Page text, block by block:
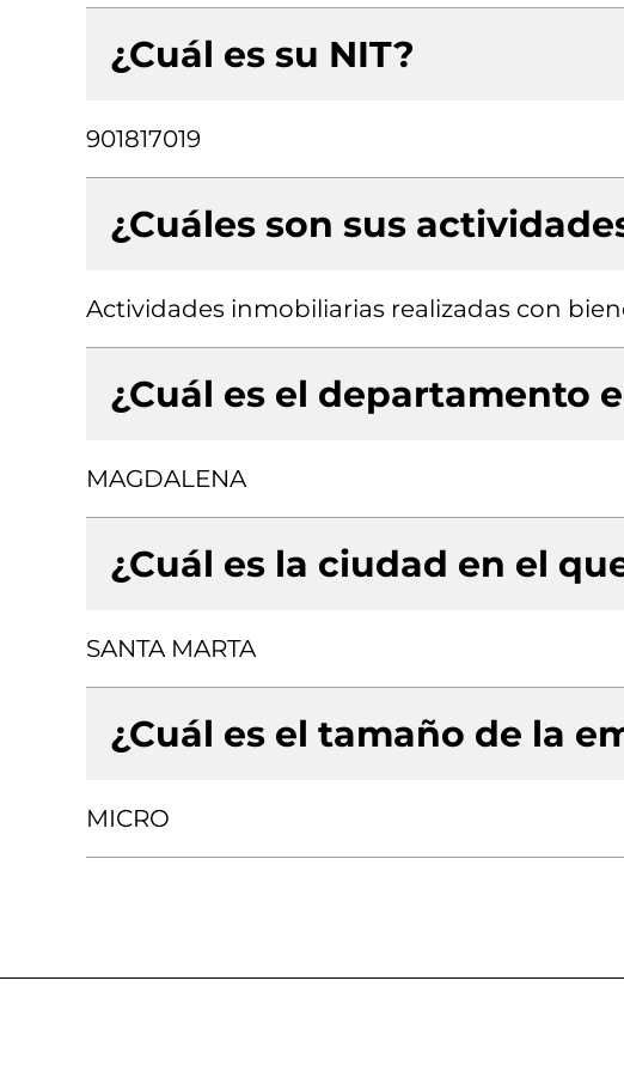
¿Cuál es su NIT?
901817019
¿Cuáles son sus
Actividades inmobiliarias realizadas con
¿Cuál es el departamento
MAGDALENA
¿Cuál es la ciudad en el
SANTA MARTA
¿Cuál es el tamaño de la
MICRO